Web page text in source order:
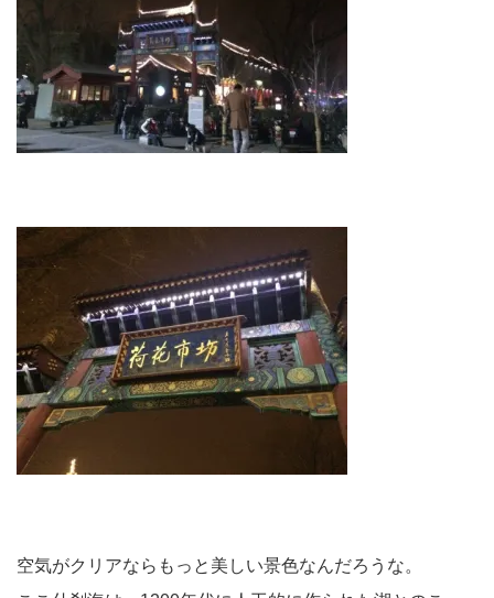
空気がクリアならもっと美しい景色なんだろうな。